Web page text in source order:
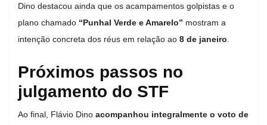
Dino destacou ainda que os acampamentos golpistas e o
plano chamado “Punhal Verde e Amarelo” mostram a
intenção concreta dos réus em relação ao 8 de janeiro
Próximos passos no
julgamento do STF
Ao final, Flávio Dino acompanhou integralmente o voto de